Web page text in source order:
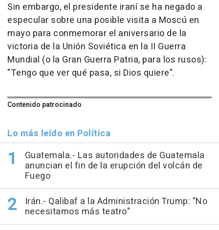
Sin embargo, el presidente iraní se ha negado a
especular sobre una posible visita a Moscú en
mayo para conmemorar el aniversario de la
victoria de la Unión Soviética en la II Guerra
Mundial (o la Gran Guerra Patria, para los rusos):
"Tengo que ver qué pasa, si Dios quiere".
Contenido patrocinado
Lo más leído en Política
Guatemala.- Las autoridades de Guatemala
anuncian el fin de la erupción del volcán de
Fuego
Irán.- Qalibaf a la Administración Trump: "No
necesitamos más teatro"